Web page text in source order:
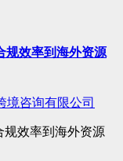
规效率到海外资源
境咨询有限公司
规效率到海外资源